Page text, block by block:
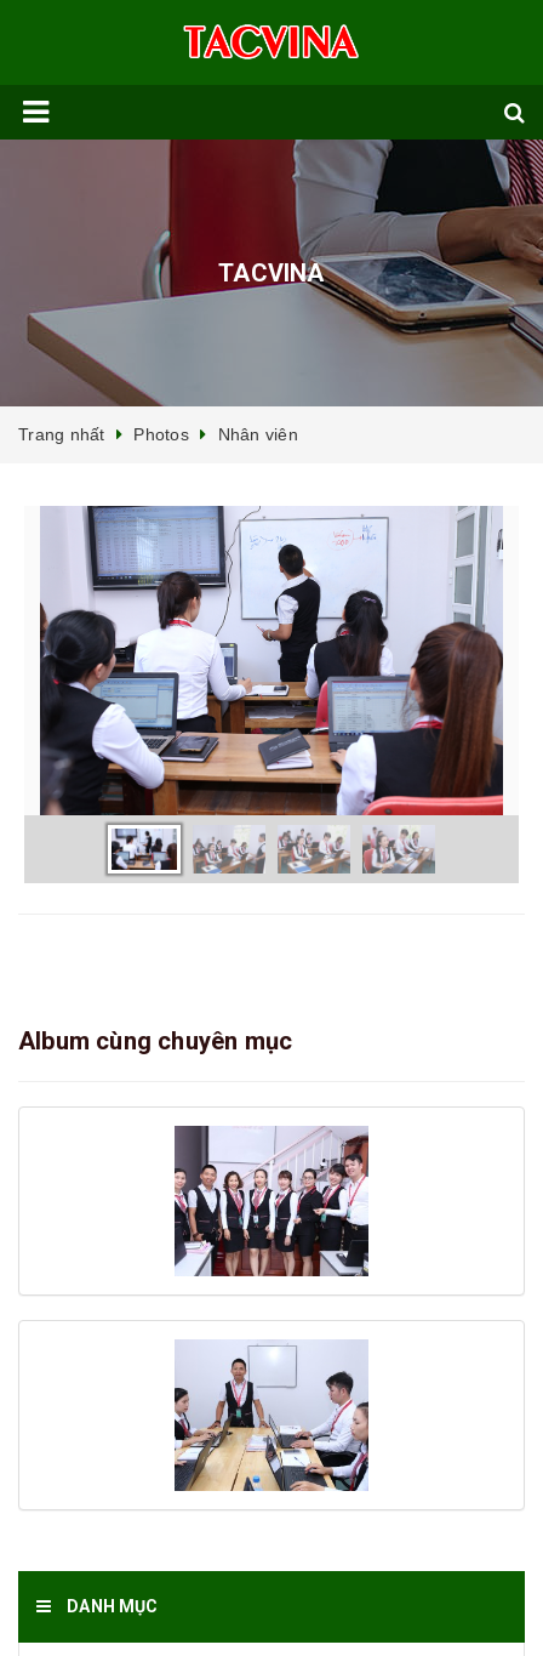
TACVINA
Trang nhất Photos Nhân viên
Album cùng chuyên mục
DANH MỤC